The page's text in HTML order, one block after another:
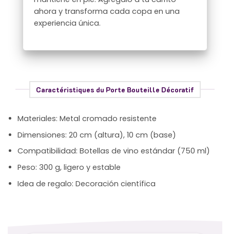
ahora y transforma cada copa en una
experiencia única.
Caractéristiques du Porte Bouteille Décoratif
Materiales: Metal cromado resistente
Dimensiones: 20 cm (altura), 10 cm (base)
Compatibilidad: Botellas de vino estándar (750 ml)
Peso: 300 g, ligero y estable
Idea de regalo: Decoración científica